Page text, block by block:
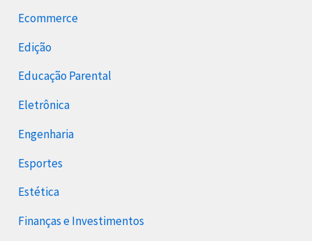
Ecommerce
Edição
Educação Parental
Eletrônica
Engenharia
Esportes
Estética
Finanças e Investimentos